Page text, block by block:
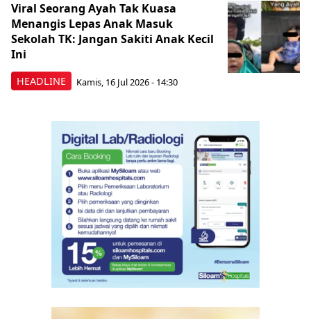
HEADLINE
Viral Seorang Ayah Tak Kuasa
Menangis Lepas Anak Masuk
Sekolah TK: Jangan Sakiti Anak Kecil
Ini
Kamis, 16 Jul 2026 - 14:30